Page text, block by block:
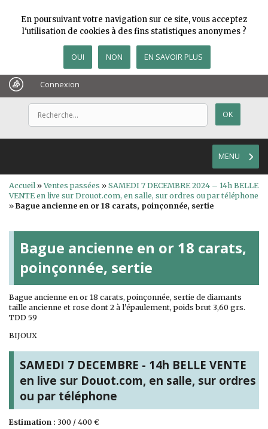
Connexion
MENU
Accueil»Ventes passées » SAMEDI 7 DECEMBRE 2024 – 14h BELLE
VENTE en live sur Drouot.com, en salle, sur ordres ou par téléphone
» Bague ancienne en or 18 carats, poinçonnée, sertie
Bague ancienne en or 18 carats,
poinçonnée, sertie
Bague ancienne en or 18 carats, poinçonnée, sertie de diamants
taille ancienne et rose dont 2 à l’épaulement, poids brut 3,60 grs.
TDD 59
BIJOUX
SAMEDI 7 DECEMBRE - 14h BELLE VENTE
en live sur Douot.com, en salle, sur ordres
ou par téléphone
Estimation : 300 / 400 €
En poursuivant votre navigation sur ce site, vous acceptez
l'utilisation de cookies à des fins statistiques anonymes ?
OUI NON EN SAVOIR PLUS